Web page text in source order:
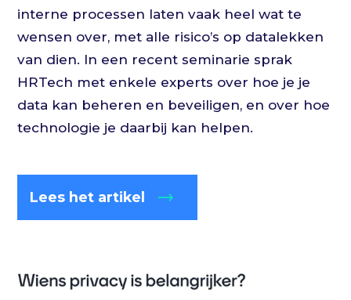
interne processen laten vaak heel wat te
wensen over, met alle risico’s op datalekken
van dien. In een recent seminarie sprak
HRTech met enkele experts over hoe je je
data kan beheren en beveiligen, en over hoe
technologie je daarbij kan helpen.
Lees het artikel